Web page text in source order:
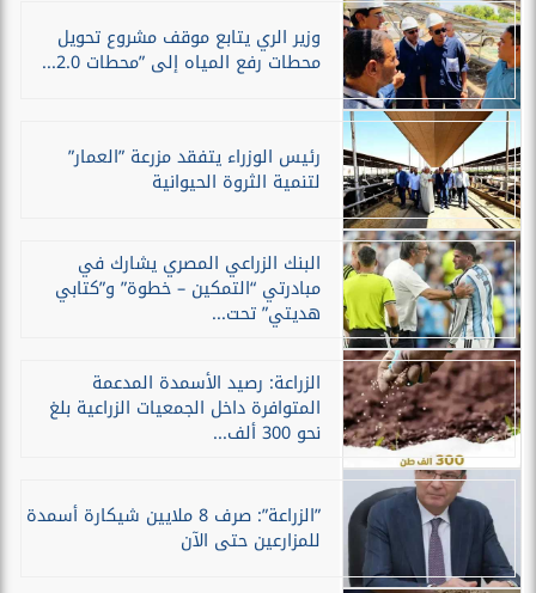
وزير الري يتابع موقف مشروع تحويل
محطات رفع المياه إلى ”محطات 2.0...
رئيس الوزراء يتفقد مزرعة ”العمار”
لتنمية الثروة الحيوانية
البنك الزراعي المصري يشارك في
مبادرتي “التمكين – خطوة” و”كتابي
هديتي” تحت...
الزراعة: رصيد الأسمدة المدعمة
المتوافرة داخل الجمعيات الزراعية بلغ
نحو 300 ألف...
”الزراعة”: صرف 8 ملايين شيكارة أسمدة
للمزارعين حتى الآن